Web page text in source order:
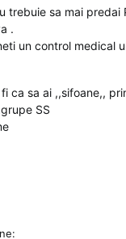
trebuie sa mai predai
.
un control medical
ca sa ai ,,sifoane,,
SS